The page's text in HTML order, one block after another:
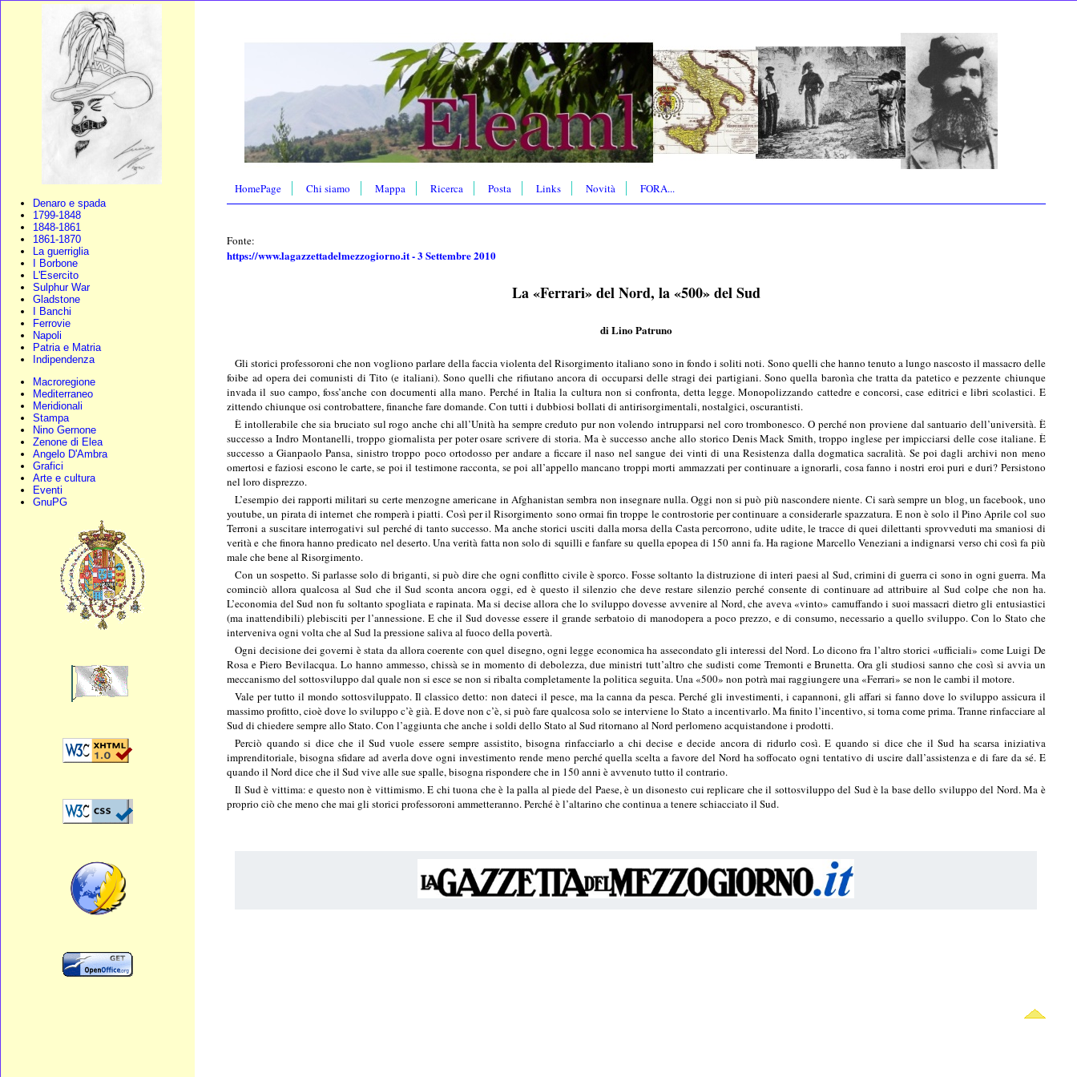
Denaro e spada
1799-1848
1848-1861
1861-1870
La guerriglia
I Borbone
L'Esercito
Sulphur War
Gladstone
I Banchi
Ferrovie
Napoli
Patria e Matria
Indipendenza
Macroregione
Mediterraneo
Meridionali
Stampa
Nino Gernone
Zenone di Elea
Angelo D'Ambra
Grafici
Arte e cultura
Eventi
GnuPG
HomePage Chi siamo Mappa Ricerca Posta Links Novità FORA...
Fonte:
https://www.lagazzettadelmezzogiorno.it - 3 Settembre 2010
La «Ferrari» del Nord, la «500» del Sud
di Lino Patruno
Gli storici professoroni che non vogliono parlare della faccia violenta del Risorgimento italiano sono in fondo i soliti noti. Sono quelli che hanno tenuto a lungo nascosto il massacro delle
foibe ad opera dei comunisti di Tito (e italiani). Sono quelli che rifiutano ancora di occuparsi delle stragi dei partigiani. Sono quella baronìa che tratta da patetico e pezzente chiunque
invada il suo campo, foss’anche con documenti alla mano. Perché in Italia la cultura non si confronta, detta legge. Monopolizzando cattedre e concorsi, case editrici e libri scolastici. E
zittendo chiunque osi controbattere, finanche fare domande. Con tutti i dubbiosi bollati di antirisorgimentali, nostalgici, oscurantisti.
È intollerabile che sia bruciato sul rogo anche chi all’Unità ha sempre creduto pur non volendo intrupparsi nel coro trombonesco. O perché non proviene dal santuario dell’università. È
successo a Indro Montanelli, troppo giornalista per poter osare scrivere di storia. Ma è successo anche allo storico Denis Mack Smith, troppo inglese per impicciarsi delle cose italiane. È
successo a Gianpaolo Pansa, sinistro troppo poco ortodosso per andare a ficcare il naso nel sangue dei vinti di una Resistenza dalla dogmatica sacralità. Se poi dagli archivi non meno
omertosi e faziosi escono le carte, se poi il testimone racconta, se poi all’appello mancano troppi morti ammazzati per continuare a ignorarli, cosa fanno i nostri eroi puri e duri? Persistono
nel loro disprezzo.
L’esempio dei rapporti militari su certe menzogne americane in Afghanistan sembra non insegnare nulla. Oggi non si può più nascondere niente. Ci sarà sempre un blog, un facebook, uno
youtube, un pirata di internet che romperà i piatti. Così per il Risorgimento sono ormai fin troppe le controstorie per continuare a considerarle spazzatura. E non è solo il Pino Aprile col suo
Terroni a suscitare interrogativi sul perché di tanto successo. Ma anche storici usciti dalla morsa della Casta percorrono, udite udite, le tracce di quei dilettanti sprovveduti ma smaniosi di
verità e che finora hanno predicato nel deserto. Una verità fatta non solo di squilli e fanfare su quella epopea di 150 anni fa. Ha ragione Marcello Veneziani a indignarsi verso chi così fa più
male che bene al Risorgimento.
Con un sospetto. Si parlasse solo di briganti, si può dire che ogni conflitto civile è sporco. Fosse soltanto la distruzione di interi paesi al Sud, crimini di guerra ci sono in ogni guerra. Ma
cominciò allora qualcosa al Sud che il Sud sconta ancora oggi, ed è questo il silenzio che deve restare silenzio perché consente di continuare ad attribuire al Sud colpe che non ha.
L’economia del Sud non fu soltanto spogliata e rapinata. Ma si decise allora che lo sviluppo dovesse avvenire al Nord, che aveva «vinto» camuffando i suoi massacri dietro gli entusiastici
(ma inattendibili) plebisciti per l’annessione. E che il Sud dovesse essere il grande serbatoio di manodopera a poco prezzo, e di consumo, necessario a quello sviluppo. Con lo Stato che
interveniva ogni volta che al Sud la pressione saliva al fuoco della povertà.
Ogni decisione dei governi è stata da allora coerente con quel disegno, ogni legge economica ha assecondato gli interessi del Nord. Lo dicono fra l’altro storici «ufficiali» come Luigi De
Rosa e Piero Bevilacqua. Lo hanno ammesso, chissà se in momento di debolezza, due ministri tutt’altro che sudisti come Tremonti e Brunetta. Ora gli studiosi sanno che così si avvia un
meccanismo del sottosviluppo dal quale non si esce se non si ribalta completamente la politica seguita. Una «500» non potrà mai raggiungere una «Ferrari» se non le cambi il motore.
Vale per tutto il mondo sottosviluppato. Il classico detto: non dateci il pesce, ma la canna da pesca. Perché gli investimenti, i capannoni, gli affari si fanno dove lo sviluppo assicura il
massimo profitto, cioè dove lo sviluppo c’è già. E dove non c’è, si può fare qualcosa solo se interviene lo Stato a incentivarlo. Ma finito l’incentivo, si torna come prima. Tranne rinfacciare al
Sud di chiedere sempre allo Stato. Con l’aggiunta che anche i soldi dello Stato al Sud ritornano al Nord perlomeno acquistandone i prodotti.
Perciò quando si dice che il Sud vuole essere sempre assistito, bisogna rinfacciarlo a chi decise e decide ancora di ridurlo così. E quando si dice che il Sud ha scarsa iniziativa
imprenditoriale, bisogna sfidare ad averla dove ogni investimento rende meno perché quella scelta a favore del Nord ha soffocato ogni tentativo di uscire dall’assistenza e di fare da sé. E
quando il Nord dice che il Sud vive alle sue spalle, bisogna rispondere che in 150 anni è avvenuto tutto il contrario.
Il Sud è vittima: e questo non è vittimismo. E chi tuona che è la palla al piede del Paese, è un disonesto cui replicare che il sottosviluppo del Sud è la base dello sviluppo del Nord. Ma è
proprio ciò che meno che mai gli storici professoroni ammetteranno. Perché è l’altarino che continua a tenere schiacciato il Sud.